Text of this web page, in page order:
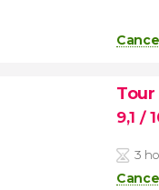
9,1 /
3